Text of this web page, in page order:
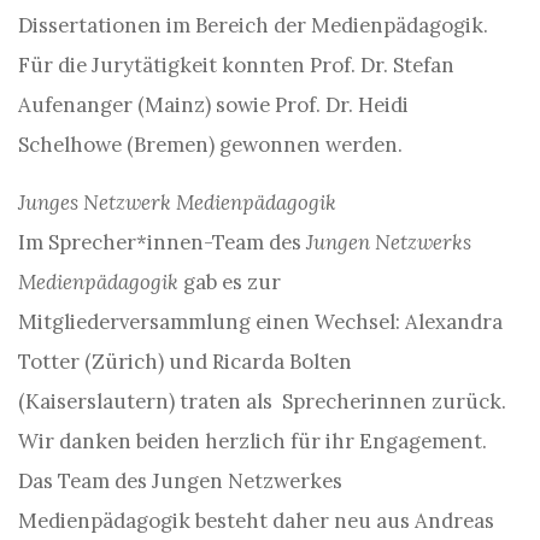
Dissertationen im Bereich der Medienpädagogik.
Für die Jurytätigkeit konnten Prof. Dr. Stefan
Aufenanger (Mainz) sowie Prof. Dr. Heidi
Schelhowe (Bremen) gewonnen werden.
Junges Netzwerk Medienpädagogik
Im Sprecher*innen-Team des Jungen Netzwerks
Medienpädagogik gab es zur
Mitgliederversammlung einen Wechsel: Alexandra
Totter (Zürich) und Ricarda Bolten
(Kaiserslautern) traten als Sprecherinnen zurück.
Wir danken beiden herzlich für ihr Engagement.
Das Team des Jungen Netzwerkes
Medienpädagogik besteht daher neu aus Andreas